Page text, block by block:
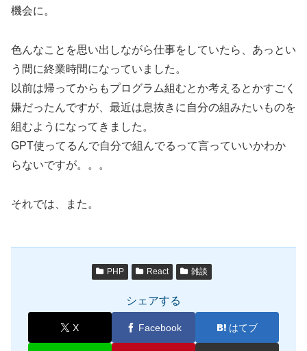
機会に。
色んなことを思い出しながら仕事をしていたら、あっとい
う間に終業時間になっていました。
以前は帰ってからもプログラム組むとか考えるとかすごく
嫌だったんですが、最近は息抜きに自分の組みたいものを
組むようになってきました。
GPT使ってるんで自分で組んでるって言っていいかわか
らないですが。。。
それでは、また。
PHP React 雑談
シェアする
X Facebook はてブ